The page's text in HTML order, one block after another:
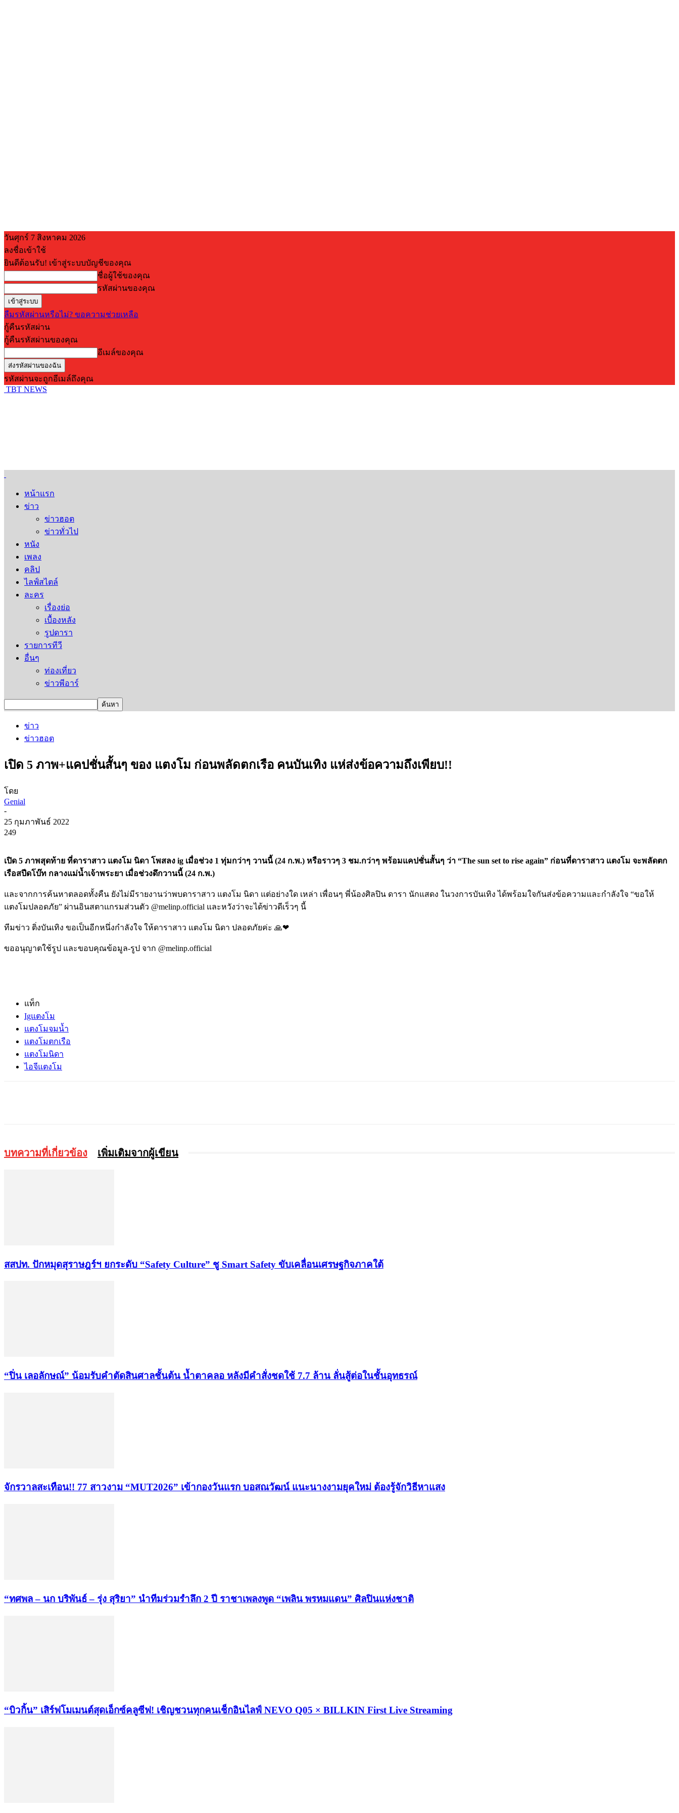
วันศุกร์ 7 สิงหาคม 2026
ลงชื่อเข้าใช้
ยินดีต้อนรับ! เข้าสู่ระบบบัญชีของคุณ
ชื่อผู้ใช้ของคุณ
รหัสผ่านของคุณ
ลืมรหัสผ่านหรือไม่? ขอความช่วยเหลือ
กู้คืนรหัสผ่าน
กู้คืนรหัสผ่านของคุณ
อีเมล์ของคุณ
รหัสผ่านจะถูกอีเมล์ถึงคุณ
TBT NEWS
หน้าแรก
ข่าว
ข่าวฮอต
ข่าวทั่วไป
หนัง
เพลง
คลิป
ไลฟ์สไตล์
ละคร
เรื่องย่อ
เบื้องหลัง
รูปดารา
รายการทีวี
อื่นๆ
ท่องเที่ยว
ข่าวพีอาร์
ข่าว
ข่าวฮอต
เปิด 5 ภาพ+แคปชั่นสั้นๆ ของ แตงโม ก่อนพลัดตกเรือ คนบันเทิง แห่ส่งข้อความถึงเพียบ!!
โดย
Genial
-
25 กุมภาพันธ์ 2022
249
เปิด 5 ภาพสุดท้าย ที่ดาราสาว แตงโม นิดา โพสลง ig เมื่อช่วง 1 ทุ่มกว่าๆ วานนี้ (24 ก.พ.) หรือราวๆ 3 ชม.กว่าๆ พร้อมแคปชั่นสั้นๆ ว่า “The sun set to rise again” ก่อนที่ดาราสาว แตงโม จะพลัดตก
เรือสปีดโบ๊ท กลางแม่น้ำเจ้าพระยา เมื่อช่วงดึกวานนี้ (24 ก.พ.)
และจากการค้นหาตลอดทั้งคืน ยังไม่มีรายงานว่าพบดาราสาว แตงโม นิดา แต่อย่างใด เหล่า เพื่อนๆ พี่น้องศิลปิน ดารา นักแสดง ในวงการบันเทิง ได้พร้อมใจกันส่งข้อความและกำลังใจ “ขอให้
แตงโมปลอดภัย” ผ่านอินสตาแกรมส่วนตัว @melinp.official และหวังว่าจะได้ข่าวดีเร็วๆ นี้
ทีมข่าว ติ่งบันเทิง ขอเป็นอีกหนึ่งกำลังใจ ให้ดาราสาว แตงโม นิดา ปลอดภัยค่ะ 🙏❤
ขออนุญาตใช้รูป และขอบคุณข้อมูล-รูป จาก @melinp.official
แท็ก
Igแตงโม
แตงโมจมน้ำ
แตงโมตกเรือ
แตงโมนิดา
ไอจีแตงโม
บทความที่เกี่ยวข้อง เพิ่มเติมจากผู้เขียน
สสปท. ปักหมุดสุราษฎร์ฯ ยกระดับ “Safety Culture” ชู Smart Safety ขับเคลื่อนเศรษฐกิจภาคใต้
“ปิ่น เลอลักษณ์” น้อมรับคำตัดสินศาลชั้นต้น น้ำตาคลอ หลังมีคำสั่งชดใช้ 7.7 ล้าน ลั่นสู้ต่อในชั้นอุทธรณ์
จักรวาลสะเทือน!! 77 สาวงาม “MUT2026” เข้ากองวันแรก บอสณวัฒน์ แนะนางงามยุคใหม่ ต้องรู้จักวิธีหาแสง
“ทศพล – นก บริพันธ์ – รุ่ง สุริยา” นำทีมร่วมรำลึก 2 ปี ราชาเพลงพูด “เพลิน พรหมแดน” ศิลปินแห่งชาติ
“บิวกิ้น” เสิร์ฟโมเมนต์สุดเอ็กซ์คลูซีฟ! เชิญชวนทุกคนเช็กอินไลฟ์ NEVO Q05 × BILLKIN First Live Streaming